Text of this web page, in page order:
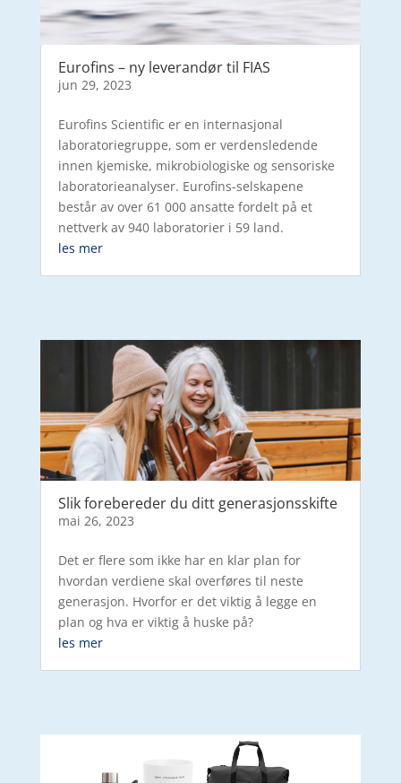
Eurofins – ny leverandør til FIAS
jun 29, 2023
Eurofins Scientific er en internasjonal
laboratoriegruppe, som er verdensledende
innen kjemiske, mikrobiologiske og sensoriske
laboratorieanalyser. Eurofins-selskapene
består av over 61 000 ansatte fordelt på et
nettverk av 940 laboratorier i 59 land.
les mer
Slik forebereder du ditt generasjonsskifte
mai 26, 2023
Det er flere som ikke har en klar plan for
hvordan verdiene skal overføres til neste
generasjon. Hvorfor er det viktig å legge en
plan og hva er viktig å huske på?
les mer